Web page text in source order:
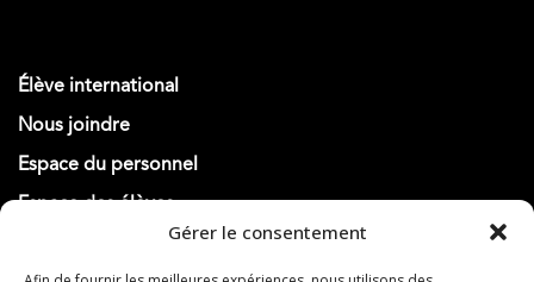
Gérer le consentement
Élève international
Nous joindre
Espace du personnel
Espace des élèves